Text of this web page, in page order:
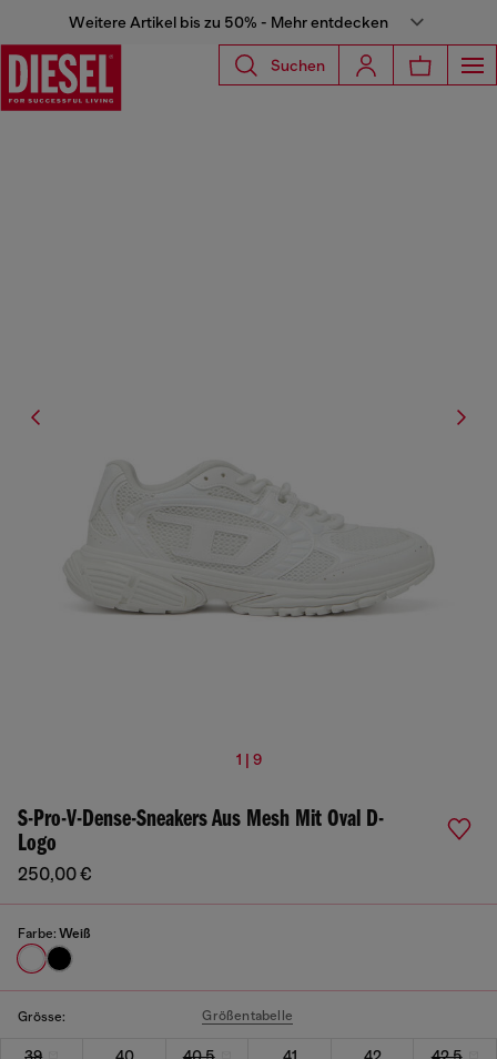
Weitere Artikel bis zu 50% - Mehr entdecken
Suchen
1 | 9
S-Pro-V-Dense-Sneakers Aus Mesh Mit Oval D-
Logo
250,00 €
Farbe: Weiß
Grösse: Größentabelle
39 40 40,5 41 42
42,5